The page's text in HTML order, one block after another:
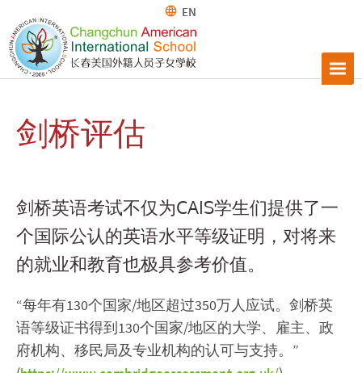
EN
剑桥评估
剑桥英语考试不仅为CAIS学生们提供了一
个国际公认的英语水平等级证明，对将来
的就业和教育也极具参考价值。
“每年有130个国家/地区超过350万人应试。剑桥英
语等级证书得到130个国家/地区的大学、雇主、政
府机构、移民局及专业机构的认可与支持。”